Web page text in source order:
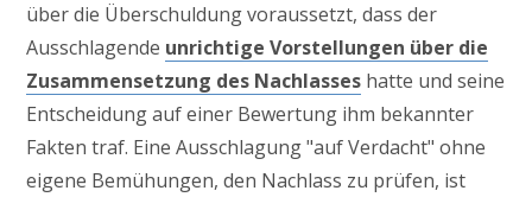
über die Überschuldung voraussetzt, dass der
Ausschlagende unrichtige Vorstellungen über die
Zusammensetzung des Nachlasses hatte und seine
Entscheidung auf einer Bewertung ihm bekannter
Fakten traf. Eine Ausschlagung "auf Verdacht" ohne
eigene Bemühungen, den Nachlass zu prüfen, ist